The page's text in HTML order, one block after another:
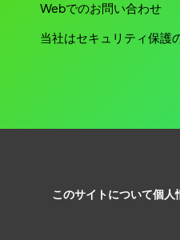
Webでのお問い合わせ
当社はセキュリティ保護
このサイトについて個人